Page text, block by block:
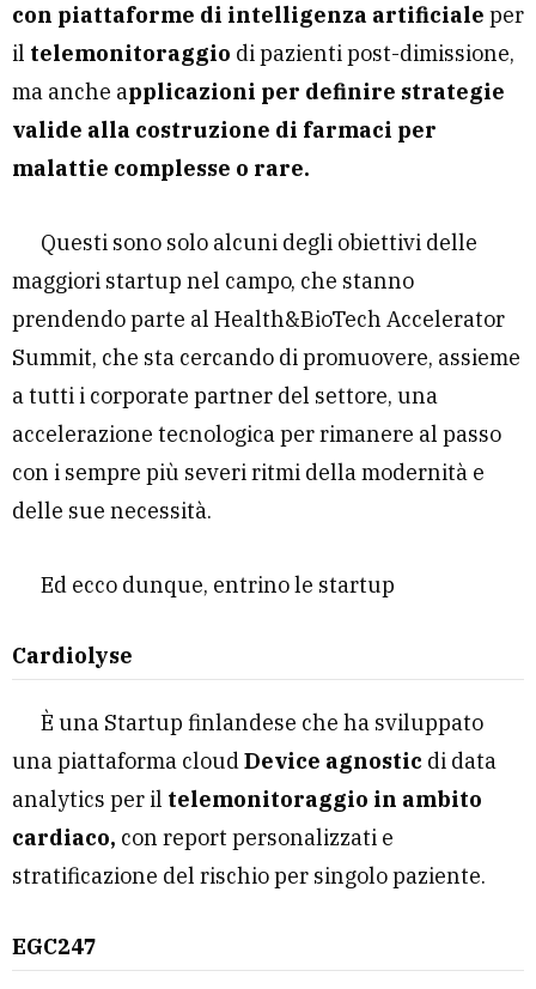
con piattaforme di intelligenza artificiale per
il telemonitoraggio di pazienti post-dimissione,
ma anche applicazioni per definire strategie
valide alla costruzione di farmaci per
malattie complesse o rare.
Questi sono solo alcuni degli obiettivi delle
maggiori startup nel campo, che stanno
prendendo parte al Health&BioTech Accelerator
Summit, che sta cercando di promuovere, assieme
a tutti i corporate partner del settore, una
accelerazione tecnologica per rimanere al passo
con i sempre più severi ritmi della modernità e
delle sue necessità.
Ed ecco dunque, entrino le startup
Cardiolyse
È una Startup finlandese che ha sviluppato
una piattaforma cloudDevice agnostic di data
analytics per il telemonitoraggio in ambito
cardiaco, con report personalizzati e
stratificazione del rischio per singolo paziente.
EGC247